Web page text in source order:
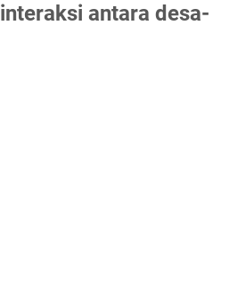
antara desa-